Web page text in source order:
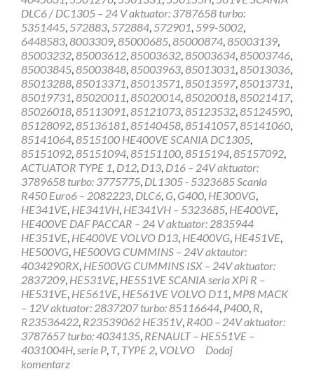
DLC6 / DC1305 – 24 V aktuator: 3787658 turbo:
5351445, 572883, 572884, 572901, 599-5002,
6448583,8003309,85000685,85000874,85003139,
85003232,85003612,85003632,85003634,85003746,
85003845,85003848,85003963,85013031,85013036,
85013288,85013371,85013571,85013597,85013731,
85019731,85020011,85020014,85020018,85021417,
85026018,85113091,85121073,85123532,85124590,
85128092,85136181,85140458,85141057,85141060,
85141064,8515100 HE400VE SCANIA DC1305,
85151092,85151094,85151100,8515194,85157092,
ACTUATOR TYPE 1, D12, D13, D16 – 24V aktuator:
3789658 turbo: 3775775, DL1305 - 5323685 Scania
R450 Euro6 – 2082223, DLC6, G, G400, HE300VG,
HE341VE, HE341VH, HE341VH – 5323685, HE400VE,
HE400VE DAF PACCAR – 24 V aktuator: 2835944
HE351VE, HE400VE VOLVO D13, HE400VG, HE451VE,
HE500VG, HE500VG CUMMINS – 24V aktautor:
4034290RX, HE500VG CUMMINS ISX – 24V aktuator:
2837209, HE531VE, HE551VE SCANIA seria XPi R –
HE531VE, HE561VE, HE561VE VOLVO D11, MP8 MACK
– 12V aktuator: 2837207 turbo: 85116644, P400, R,
R23536422, R23539062 HE351V, R400 – 24V aktuator:
3787657 turbo: 4034135, RENAULT – HE551VE –
4031004H,serie P, T, TYPE 2, VOLVO
Dodaj
komentarz